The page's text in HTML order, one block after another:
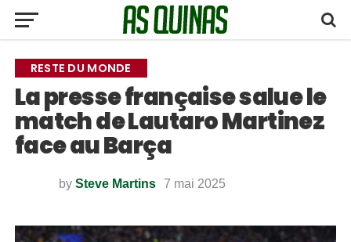
RESTE DU MONDE
La presse française salue le
match de Lautaro Martinez
face au Barça
by Steve Martins 7 mai 2025